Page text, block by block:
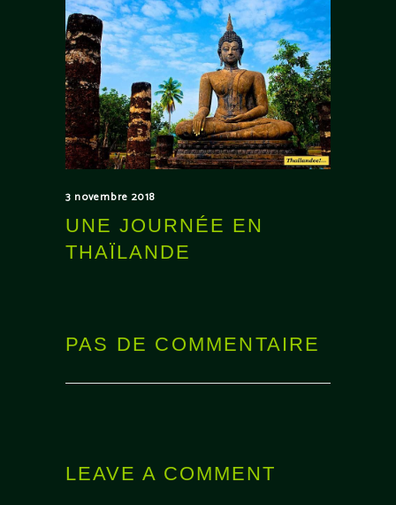
3 novembre 2018
UNE JOURNÉE EN
THAÏLANDE
PAS DE COMMENTAIRE
LEAVE A COMMENT